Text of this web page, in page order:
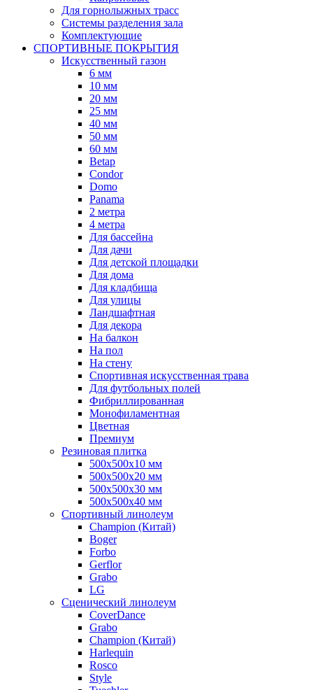
Для горнолыжных трасс
Системы разделения зала
Комплектующие
СПОРТИВНЫЕ ПОКРЫТИЯ
Искусственный газон
6 мм
10 мм
20 мм
25 мм
40 мм
50 мм
60 мм
Betap
Condor
Domo
Panama
2 метра
4 метра
Для бассейна
Для дачи
Для детской площадки
Для дома
Для кладбища
Для улицы
Ландшафтная
Для декора
На балкон
На пол
На стену
Спортивная искусственная трава
Для футбольных полей
Фибриллированная
Монофиламентная
Цветная
Премиум
Резиновая плитка
500х500х10 мм
500х500х20 мм
500х500х30 мм
500х500х40 мм
Спортивный линолеум
Champion (Китай)
Boger
Forbo
Gerflor
Grabo
LG
Сценический линолеум
CoverDance
Grabo
Champion (Китай)
Harlequin
Rosco
Style